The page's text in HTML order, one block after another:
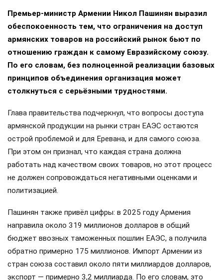
Премьер-министр Армении Никол Пашинян выразил
обеспокоенность тем, что ограничения на доступ
армянских товаров на российский рынок бьют по
отношению граждан к самому Евразийскому союзу.
По его словам, без полноценной реализации базовых
принципов объединения организация может
столкнуться с серьёзными трудностями.
Глава правительства подчеркнул, что вопросы доступа
армянской продукции на рынки стран ЕАЭС остаются
острой проблемой и для Еревана, и для самого союза.
При этом он признал, что каждая страна должна
работать над качеством своих товаров, но этот процесс
не должен сопровождаться негативными оценками и
политизацией.
Пашинян также привёл цифры: в 2025 году Армения
направила около 319 миллионов долларов в общий
бюджет ввозных таможенных пошлин ЕАЭС, а получила
обратно примерно 175 миллионов. Импорт Армении из
стран союза составил около пяти миллиардов долларов,
экспорт — примерно 3,2 миллиарда. По его словам, это